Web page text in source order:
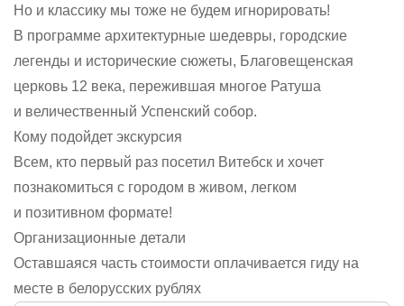
Но и классику мы тоже не будем игнорировать!
В программе архитектурные шедевры, городские
легенды и исторические сюжеты, Благовещенская
церковь 12 века, пережившая многое Ратуша
и величественный Успенский собор.
Кому подойдет экскурсия
Всем, кто первый раз посетил Витебск и хочет
познакомиться с городом в живом, легком
и позитивном формате!
Организационные детали
Оставшаяся часть стоимости оплачивается гиду на
месте в белорусских рублях